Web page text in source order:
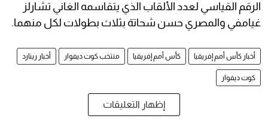
الرقم القياسي لعدد الألقاب الذي يتقاسمه الغاني تشارلز
غيامفي والمصري حسن شحاتة بثلاث بطولات لكل منهما.
أخبار كأس أمم إفريقيا كأس أمم إفريقيا منتخب كوت ديفوار أخبار رينارد
كوت ديفوار
إظهار التعليقات